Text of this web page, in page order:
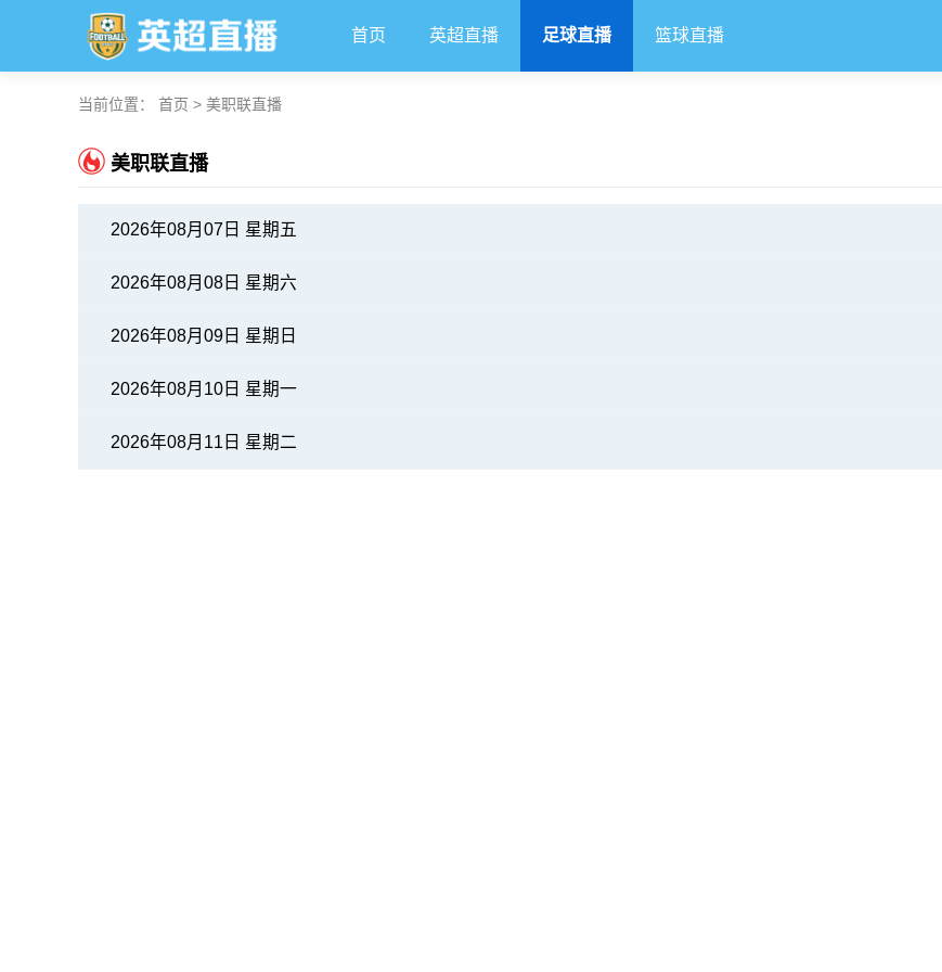
首页 英超直播 足球直播 篮球直播
当前位置： 首页 > 美职联直播
美职联直播
2026年08月07日 星期五
2026年08月08日 星期六
2026年08月09日 星期日
2026年08月10日 星期一
2026年08月11日 星期二